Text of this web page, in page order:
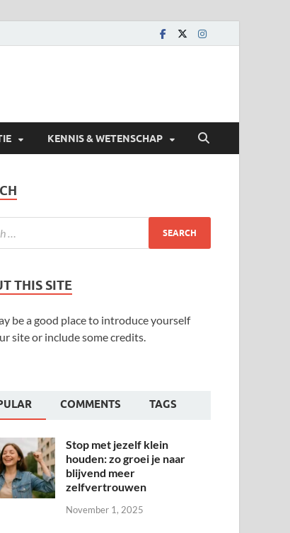
KENNIS & WETENSCHAP
THIS SITE
be a good place to introduce yourself
site or include some credits.
COMMENTS TAGS
Stop met jezelf klein
houden: zo groei je naar
blijvend meer
zelfvertrouwen
November 1, 2025